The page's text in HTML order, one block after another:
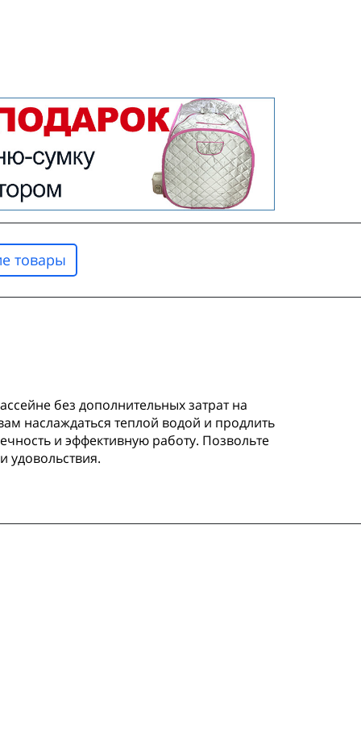
товары
без дополнительных затрат на
наслаждаться теплой водой и продлить
и эффективную работу. Позвольте
удовольствия.